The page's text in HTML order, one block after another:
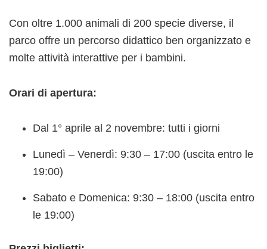
Con oltre 1.000 animali di 200 specie diverse, il
parco offre un percorso didattico ben organizzato e
molte attività interattive per i bambini.
Orari di apertura:
Dal 1° aprile al 2 novembre: tutti i giorni
Lunedì – Venerdì: 9:30 – 17:00 (uscita entro le
19:00)
Sabato e Domenica: 9:30 – 18:00 (uscita entro
le 19:00)